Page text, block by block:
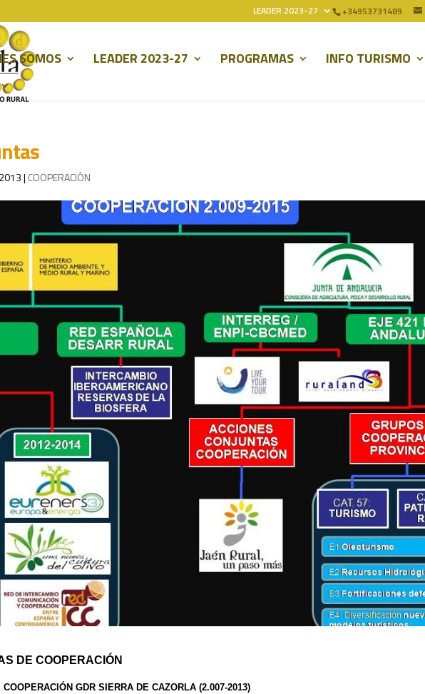
+34953731489
LEADER 2023-27
SOMOS LEADER 2023-27 PROGRAMAS INFO TURISMO
| COOPERACIÓN
DE COOPERACIÓN
COOPERACIÓN GDR SIERRA DE CAZORLA (2.007-2013)